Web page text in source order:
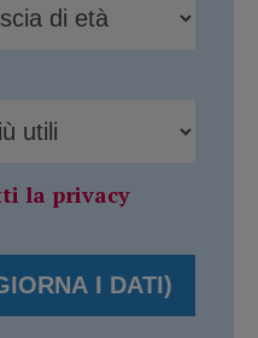
la privacy